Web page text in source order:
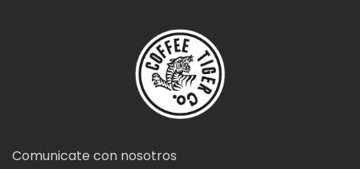
Comunicate con nosotros